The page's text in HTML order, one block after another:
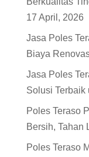
17 April, 2026
Jasa Poles
Biaya
Jasa Poles
Solusi Terbaik
Poles Teraso
Bersih, Tahan
Poles Teraso